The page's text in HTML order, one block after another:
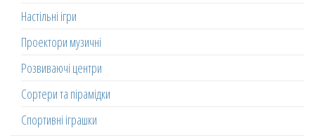
Настільні ігри
Проектори музичні
Розвиваючі центри
Сортери та пірамідки
Спортивні іграшки